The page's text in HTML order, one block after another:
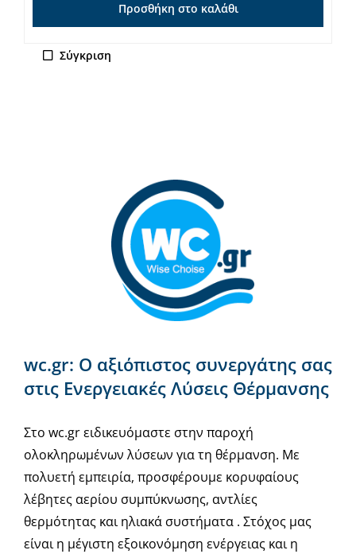
Προσθήκη στο καλάθι
Σύγκριση
wc.gr: Ο αξιόπιστος συνεργάτης σας
στις Ενεργειακές Λύσεις Θέρμανσης
Στο wc.gr ειδικευόμαστε στην παροχή
ολοκληρωμένων λύσεων για τη θέρμανση. Με
πολυετή εμπειρία, προσφέρουμε κορυφαίους
λέβητες αερίου συμπύκνωσης, αντλίες
θερμότητας και ηλιακά συστήματα . Στόχος μας
είναι η μέγιστη εξοικονόμηση ενέργειας και η